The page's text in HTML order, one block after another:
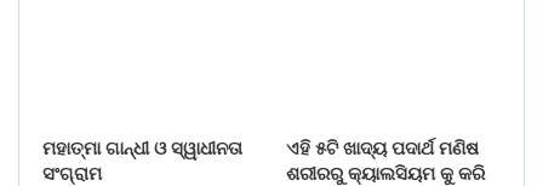
ମହାତ୍ମା ଗାନ୍ଧୀ ଓ ସ୍ୱାଧୀନତା
ସଂଗ୍ରାମ
ଏହି ୫ଟି ଖାଦ୍ୟ ପଦାର୍ଥ ମଣିଷ
ଶରୀରରୁ କ୍ୟାଲସିୟମ କୁ କରି